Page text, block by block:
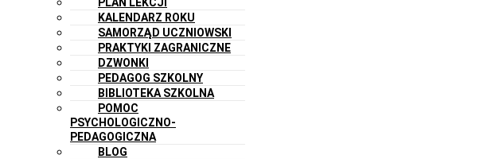
KALENDARZ ROKU
SAMORZĄD UCZNIOWSKI
PRAKTYKI ZAGRANICZNE
DZWONKI
PEDAGOG SZKOLNY
BIBLIOTEKA SZKOLNA
POMOC
PSYCHOLOGICZNO-
PEDAGOGICZNA
BLOG